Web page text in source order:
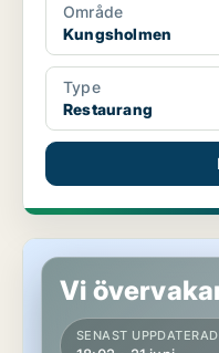
Område
Kungsholmen
Type
Restaurang
Butikslokal i Nacka
Vi
SENAST UPPDATERAD